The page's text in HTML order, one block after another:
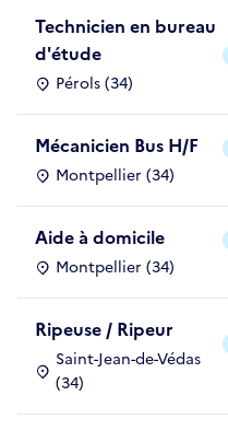
Technicien en bureau
d'étude
Pérols (34)
Mécanicien Bus H/F
Montpellier (34)
Aide à domicile
Montpellier (34)
Ripeuse / Ripeur
Saint-Jean-de-Védas
(34)